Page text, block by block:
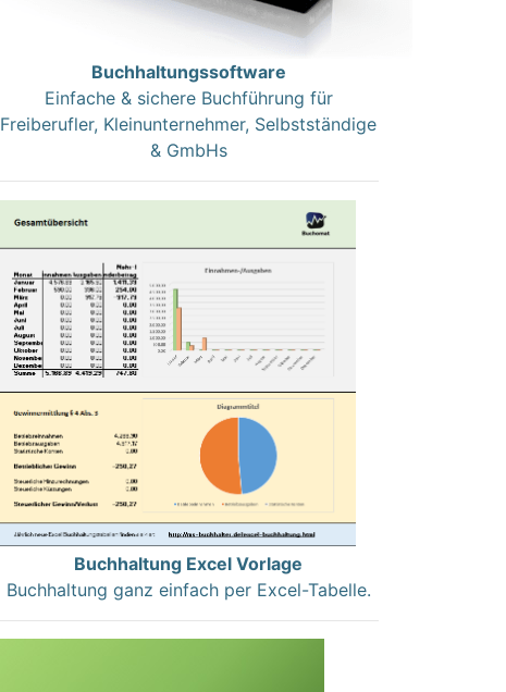
Buchhaltungssoftware
Einfache & sichere Buchführung für
Freiberufler, Kleinunternehmer, Selbstständige
& GmbHs
Buchhaltung Excel Vorlage
Buchhaltung ganz einfach per Excel-Tabelle.